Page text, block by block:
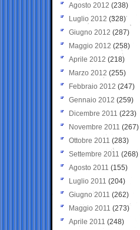
Agosto 2012 (238)
Luglio 2012 (328)
Giugno 2012 (287)
Maggio 2012 (258)
Aprile 2012 (218)
Marzo 2012 (255)
Febbraio 2012 (247)
Gennaio 2012 (259)
Dicembre 2011 (223)
Novembre 2011 (267)
Ottobre 2011 (283)
Settembre 2011 (268)
Agosto 2011 (155)
Luglio 2011 (204)
Giugno 2011 (262)
Maggio 2011 (273)
Aprile 2011 (248)